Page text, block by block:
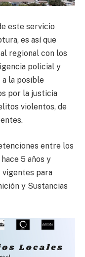
este servicio
es así que
regional con los
policial y
la posible
por la justicia
violentos, de
entre los
5 años y
vigentes para
y Sustancias